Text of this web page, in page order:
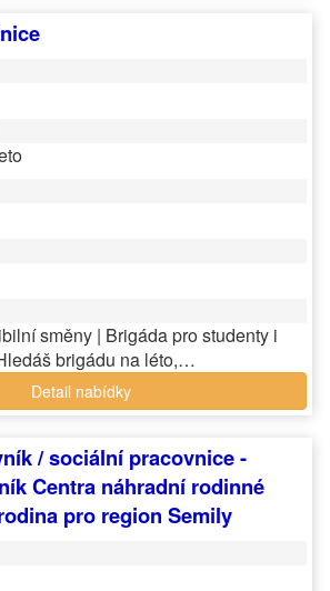
směny | Brigáda pro studenty i
brigádu na léto,…
Detail nabídky
/ sociální pracovnice -
Centra náhradní rodinné
pro region Semily